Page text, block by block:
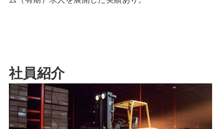
社員紹介